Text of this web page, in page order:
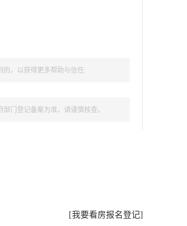
，以获得更多帮助与信任.
门登记备案为准，请谨慎核查。
[我要看房报名登记]